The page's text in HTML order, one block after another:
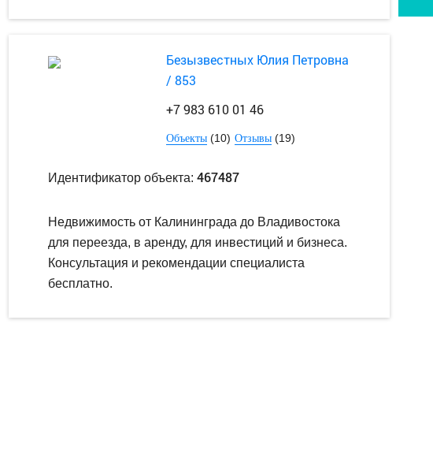
Безызвестных Юлия Петровна
/ 853
+7 983 610 01 46
Объекты(10) Отзывы(19)
Идентификатор объекта: 467487
Недвижимость от Калининграда до Владивостока
для переезда, в аренду, для инвестиций и бизнеса.
Консультация и рекомендации специалиста
бесплатно.